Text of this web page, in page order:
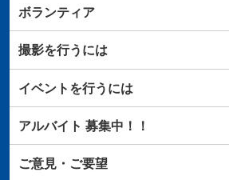
ボランティア
撮影を行うには
イベントを行うには
アルバイト 募集中！！
ご意見・ご要望